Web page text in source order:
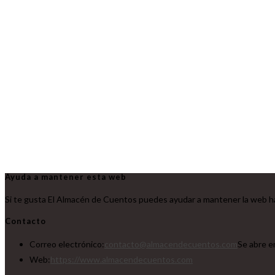
Ayuda a mantener esta web
Si te gusta El Almacén de Cuentos puedes ayudar a mantener la web
Contacto
Correo electrónico:
Se abre
Web: